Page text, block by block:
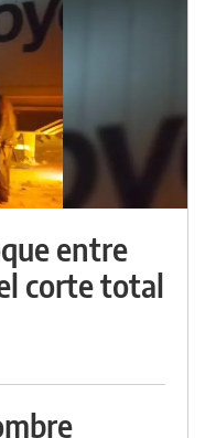
entre
corte total